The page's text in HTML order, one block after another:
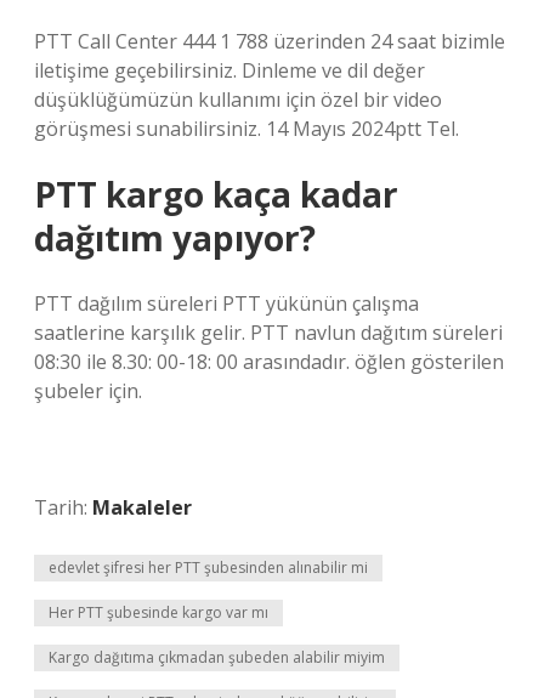
PTT Call Center 444 1 788 üzerinden 24 saat bizimle
iletişime geçebilirsiniz. Dinleme ve dil değer
düşüklüğümüzün kullanımı için özel bir video
görüşmesi sunabilirsiniz. 14 Mayıs 2024ptt Tel.
PTT kargo kaça kadar
dağıtım yapıyor?
PTT dağılım süreleri PTT yükünün çalışma
saatlerine karşılık gelir. PTT navlun dağıtım süreleri
08:30 ile 8.30: 00-18: 00 arasındadır. öğlen gösterilen
şubeler için.
Tarih: Makaleler
edevlet şifresi her PTT şubesinden alınabilir mi
Her PTT şubesinde kargo var mı
Kargo dağıtıma çıkmadan şubeden alabilir miyim